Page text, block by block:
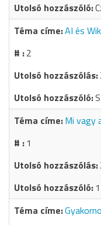
AI és
2
Mi vagy
1